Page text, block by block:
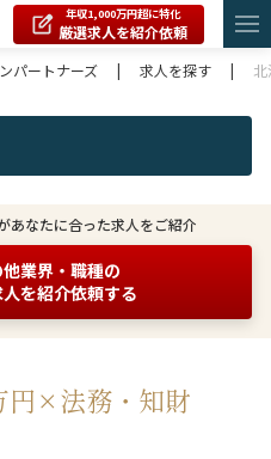
年収1,000万円超に特化
厳選求人を紹介依頼
パートナーズ
| 求人を探す |
あなたに合った求人をご紹介
業界・職種の
を紹介依頼する
円×法務・知財